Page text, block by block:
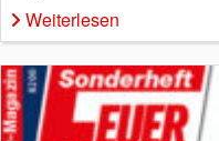
Weiterlesen